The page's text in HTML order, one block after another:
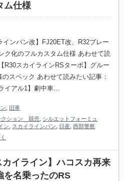
ム仕様
インバン改】FJ20ET改、R32ブレー
ク化のフルカスタム仕様 あわせて読
R30スカイラインRSターボ】グルー
のスペック あわせて読みたい記事：
イアル1】劇中車…
旧車
クション 競売 シルエットフォーミュ
ン スカイラインバン 日産 ,西部警察
カイライン】ハコスカ再来
を名乗ったのRS